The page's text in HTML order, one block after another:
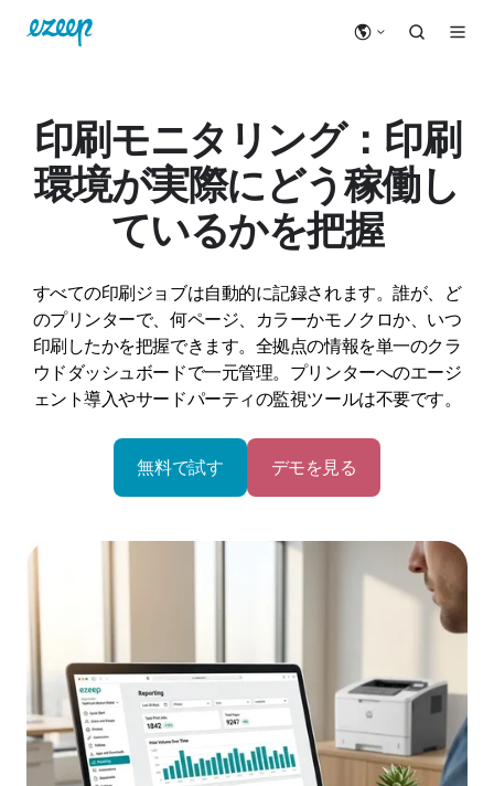
印刷モニタリング：印刷
環境が実際にどう稼働し
ているかを把握
すべての印刷ジョブは自動的に記録されます。誰が、ど
のプリンターで、何ページ、カラーかモノクロか、いつ
印刷したかを把握できます。全拠点の情報を単一のクラ
ウドダッシュボードで一元管理。プリンターへのエージ
ェント導入やサードパーティの監視ツールは不要です。
無料で試す デモを見る